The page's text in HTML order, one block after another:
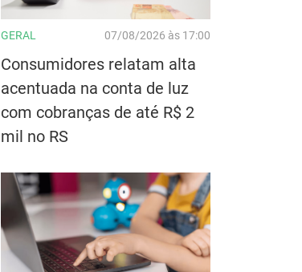
GERAL 07/08/2026 às 17:00
Consumidores relatam alta
acentuada na conta de luz
com cobranças de até R$ 2
mil no RS